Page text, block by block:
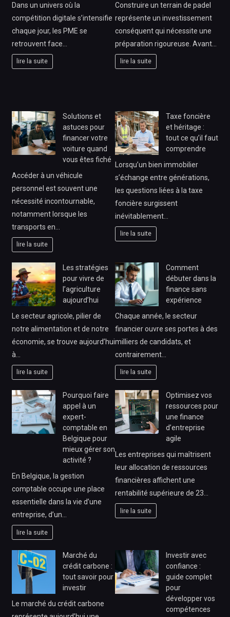
Dans un univers où la
compétition digitale s’intensifie
chaque jour, les PME se
retrouvent face…
lire la suite
Construire un terrain de padel
représente un investissement
conséquent qui nécessite une
préparation rigoureuse. Avant…
lire la suite
Solutions et
astuces pour
financer votre
voiture quand
vous êtes fiché
Accéder à un véhicule
personnel est souvent une
nécessité incontournable,
notamment lorsque les
transports en…
lire la suite
Taxe foncière
et héritage :
tout ce qu’il faut
comprendre
Lorsqu’un bien immobilier
s’échange entre générations,
les questions liées à la taxe
foncière surgissent
inévitablement…
lire la suite
Les stratégies
pour vivre de
l’agriculture
aujourd’hui
Le secteur agricole, pilier de
notre alimentation et de notre
économie, se trouve aujourd’hui
à…
lire la suite
Comment
débuter dans la
finance sans
expérience
Chaque année, le secteur
financier ouvre ses portes à des
milliers de candidats, et
contrairement…
lire la suite
Pourquoi faire
appel à un
expert-
comptable en
Belgique pour
mieux gérer son
activité ?
En Belgique, la gestion
comptable occupe une place
essentielle dans la vie d’une
entreprise, d’un…
lire la suite
Optimisez vos
ressources pour
une finance
d’entreprise
agile
Les entreprises qui maîtrisent
leur allocation de ressources
financières affichent une
rentabilité supérieure de 23…
lire la suite
Marché du
crédit carbone :
tout savoir pour
investir
Le marché du crédit carbone
Investir avec
confiance :
guide complet
pour
développer vos
compétences